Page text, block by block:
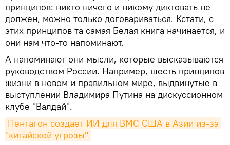
принципов: никто ничего и никому диктовать не
должен, можно только договариваться. Кстати, с
этих принципов та самая Белая книга начинается, и
они нам что-то напоминают.
А напоминают они мысли, которые высказываются
руководством России. Например, шесть принципов
жизни в новом и правильном мире, выдвинутые в
выступлении Владимира Путина на дискуссионном
клубе "Валдай".
Пентагон создает ИИ для ВМС США в Азии из-за
"китайской угрозы"